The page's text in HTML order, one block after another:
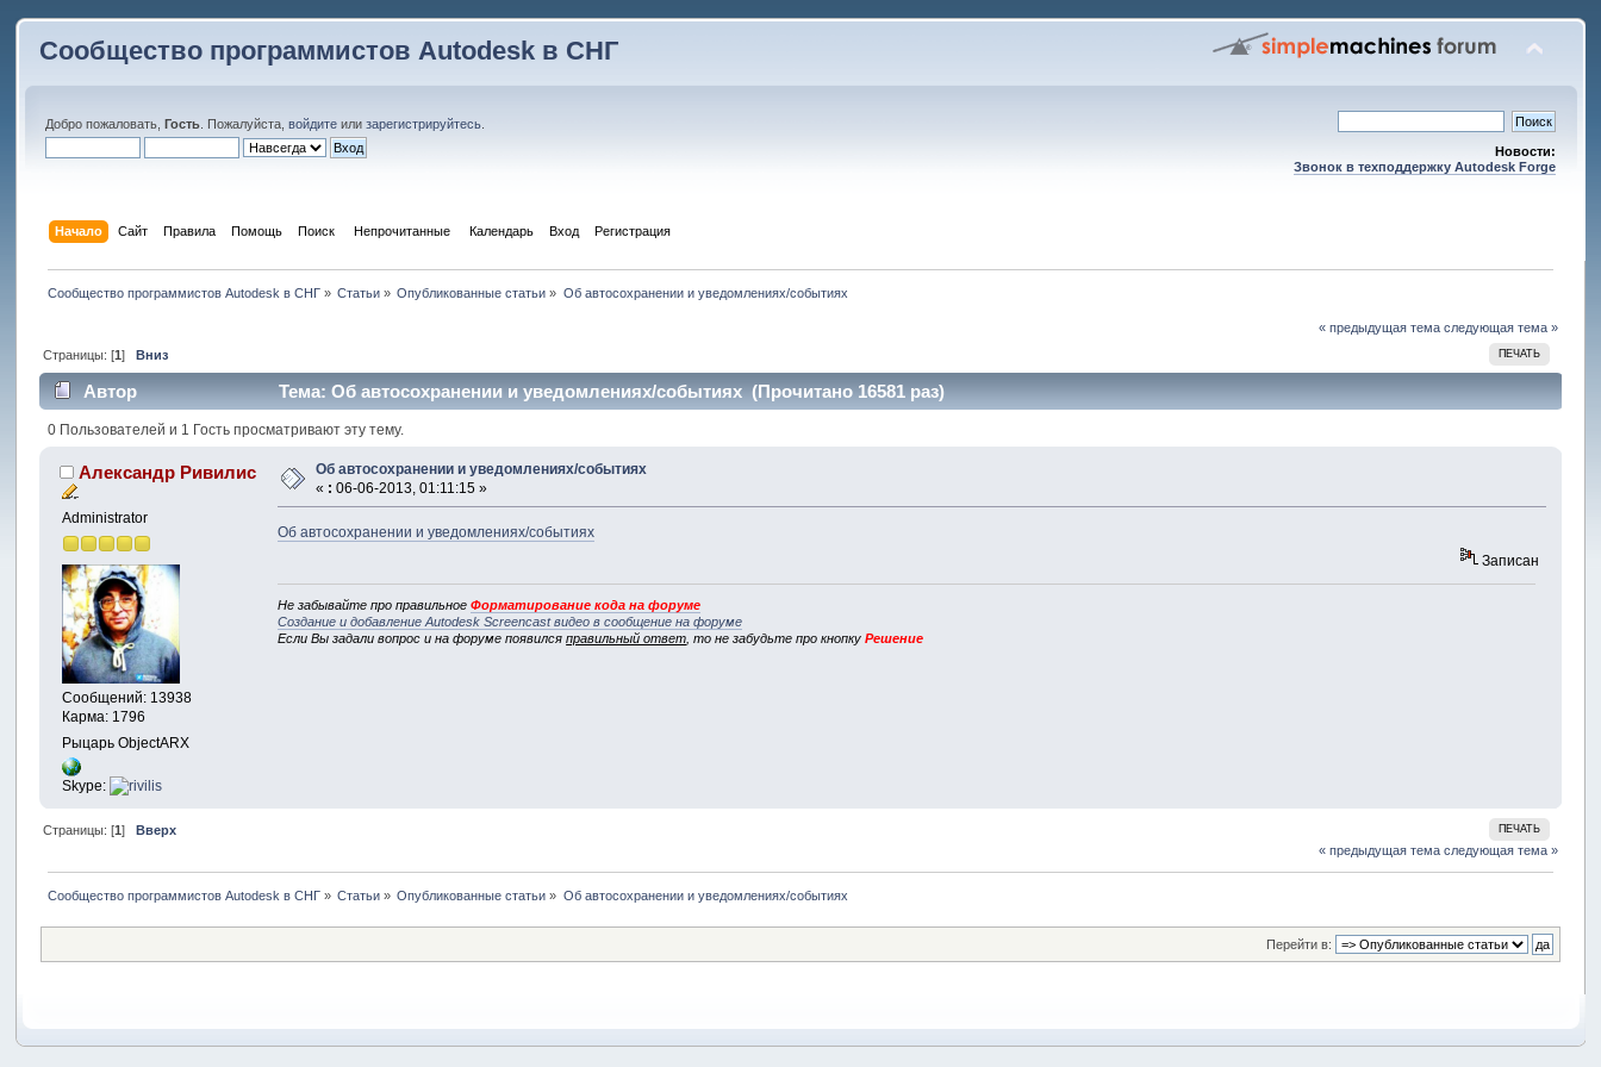
Сообщество программистов Autodesk в СНГ
Добро пожаловать,Гость . Пожалуйста,войдите илизарегистрируйтесь
Новости:
Звонок в техподдержку Autodesk Forge
Начало Сайт Правила Помощь Поиск Непрочитанные Календарь Вход Регистрация
Сообщество программистов Autodesk в СНГ» Статьи » Опубликованные статьи » Об автосохранении и уведомлениях/событиях
« предыдущая тема следующая тема »
ПЕЧАТЬ
Страницы: [1] Вниз
Автор Тема: Об автосохранении и уведомлениях/событиях (Прочитано 16581 раз)
0 Пользователей и 1 Гость просматривают эту тему.
Александр Ривилис
Administrator
Сообщений: 13938
Карма: 1796
Рыцарь ObjectARX
Skype:
Об автосохранении и уведомлениях/событиях
« : 06-06-2013, 01:11:15 »
Об автосохранении и уведомлениях/событиях
Записан
Не забывайте про правильноеФорматирование кода на форуме
Создание и добавление Autodesk Screencast видео в сообщение на форуме
Если Вы задали вопрос и на форуме появилсяправильный ответ , то не забудьте про кнопкуРешение
ПЕЧАТЬ
Страницы: [1] Вверх
« предыдущая тема следующая тема »
Сообщество программистов Autodesk в СНГ» Статьи » Опубликованные статьи » Об автосохранении и уведомлениях/событиях
Перейти в: